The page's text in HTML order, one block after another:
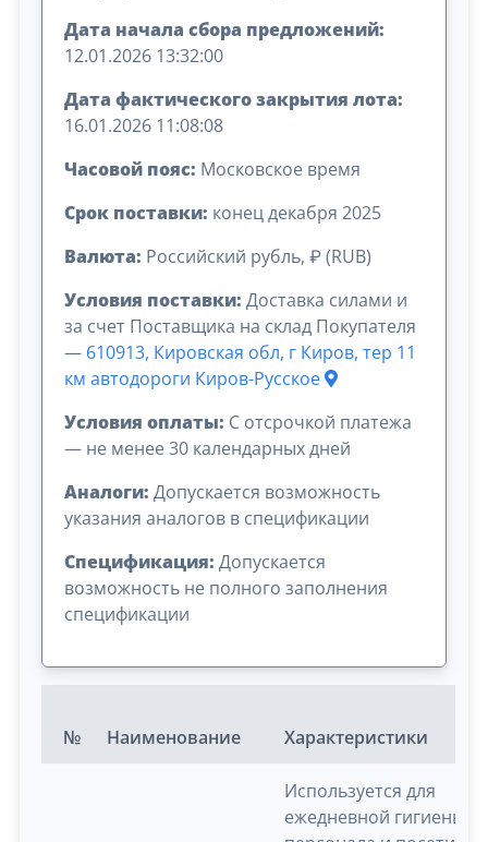
Дата начала сбора предложений:
12.01.2026 13:32:00
Дата фактического закрытия лота:
16.01.2026 11:08:08
Часовой пояс: Московское время
Срок поставки: конец декабря 2025
Валюта: Российский рубль, ₽ (RUB)
Условия поставки: Доставка силами и
за счет Поставщика на склад Покупателя
— 610913, Кировская обл, г Киров, тер 11
км автодороги Киров-Русское
Условия оплаты: C отсрочкой платежа
— не менее 30 календарных дней
Аналоги: Допускается возможность
указания аналогов в спецификации
Спецификация: Допускается
возможность не полного заполнения
спецификации
№ Наименование Характеристики
Используется для
ежедневной гигиены